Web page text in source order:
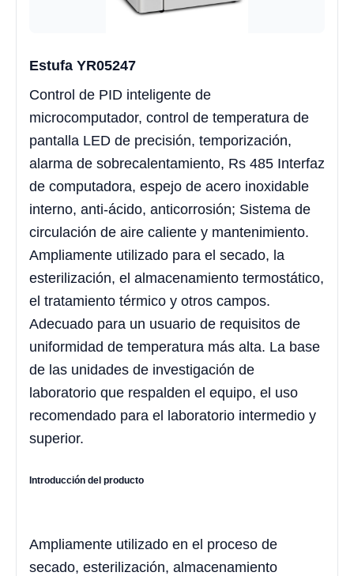
Estufa YR05247
Control de PID inteligente de
microcomputador, control de temperatura de
pantalla LED de precisión, temporización,
alarma de sobrecalentamiento, Rs 485 Interfaz
de computadora, espejo de acero inoxidable
interno, anti-ácido, anticorrosión; Sistema de
circulación de aire caliente y mantenimiento.
Ampliamente utilizado para el secado, la
esterilización, el almacenamiento termostático,
el tratamiento térmico y otros campos.
Adecuado para un usuario de requisitos de
uniformidad de temperatura más alta. La base
de las unidades de investigación de
laboratorio que respalden el equipo, el uso
recomendado para el laboratorio intermedio y
superior.
Introducción del producto
Ampliamente utilizado en el proceso de
secado, esterilización, almacenamiento